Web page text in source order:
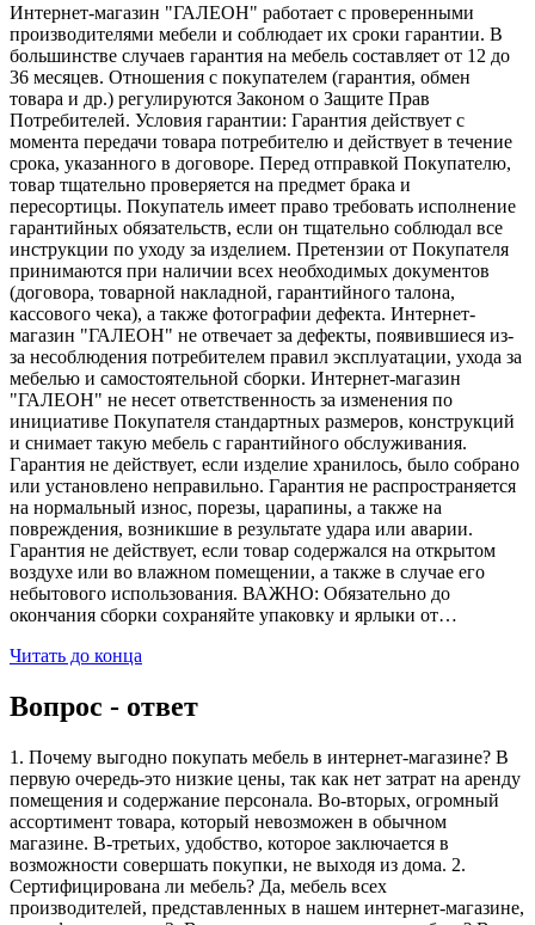
Интернет-магазин "ГАЛЕОН" работает с проверенными
производителями мебели и соблюдает их сроки гарантии. В
большинстве случаев гарантия на мебель составляет от 12 до
36 месяцев. Отношения с покупателем (гарантия, обмен
товара и др.) регулируются Законом о Защите Прав
Потребителей. Условия гарантии: Гарантия действует с
момента передачи товара потребителю и действует в течение
срока, указанного в договоре. Перед отправкой Покупателю,
товар тщательно проверяется на предмет брака и
пересортицы. Покупатель имеет право требовать исполнение
гарантийных обязательств, если он тщательно соблюдал все
инструкции по уходу за изделием. Претензии от Покупателя
принимаются при наличии всех необходимых документов
(договора, товарной накладной, гарантийного талона,
кассового чека), а также фотографии дефекта. Интернет-
магазин "ГАЛЕОН" не отвечает за дефекты, появившиеся из-
за несоблюдения потребителем правил эксплуатации, ухода за
мебелью и самостоятельной сборки. Интернет-магазин
"ГАЛЕОН" не несет ответственность за изменения по
инициативе Покупателя стандартных размеров, конструкций
и снимает такую мебель с гарантийного обслуживания.
Гарантия не действует, если изделие хранилось, было собрано
или установлено неправильно. Гарантия не распространяется
на нормальный износ, порезы, царапины, а также на
повреждения, возникшие в результате удара или аварии.
Гарантия не действует, если товар содержался на открытом
воздухе или во влажном помещении, а также в случае его
небытового использования. ВАЖНО: Обязательно до
окончания сборки сохраняйте упаковку и ярлыки от…
Читать до конца
Вопрос - ответ
1. Почему выгодно покупать мебель в интернет-магазине? В
первую очередь-это низкие цены, так как нет затрат на аренду
помещения и содержание персонала. Во-вторых, огромный
ассортимент товара, который невозможен в обычном
магазине. В-третьих, удобство, которое заключается в
возможности совершать покупки, не выходя из дома. 2.
Сертифицирована ли мебель? Да, мебель всех
производителей, представленных в нашем интернет-магазине,